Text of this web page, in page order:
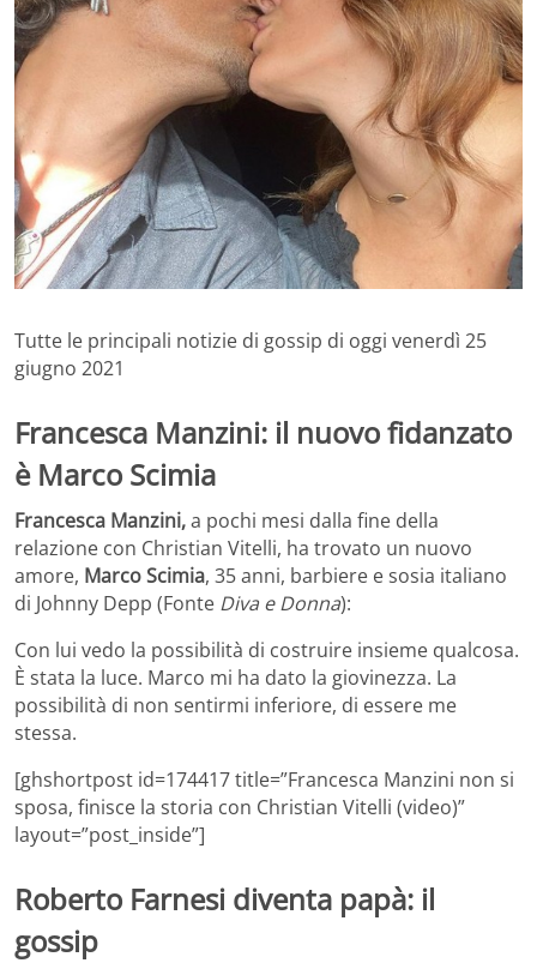
Tutte le principali notizie di gossip di oggi venerdì 25
giugno 2021
Francesca Manzini: il nuovo fidanzato
è Marco Scimia
Francesca Manzini,a pochi mesi dalla fine della
relazione con Christian Vitelli, ha trovato un nuovo
amore, Marco Scimia, 35 anni, barbiere e sosia italiano
di Johnny Depp (Fonte Diva e Donna):
Con lui vedo la possibilità di costruire insieme qualcosa.
È stata la luce. Marco mi ha dato la giovinezza. La
possibilità di non sentirmi inferiore, di essere me
stessa.
[ghshortpost id=174417 title=”Francesca Manzini non si
sposa, finisce la storia con Christian Vitelli (video)”
layout=”post_inside”]
Roberto Farnesi diventa papà: il
gossip